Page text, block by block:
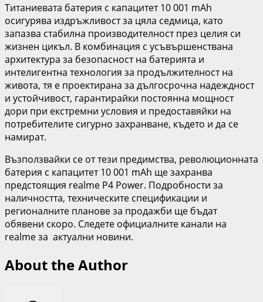
Титаниевата батерия с капацитет 10 001 mAh
осигурява издръжливост за цяла седмица, като
запазва стабилна производителност през целия си
жизнен цикъл. В комбинация с усъвършенствана
архитектура за безопасност на батерията и
интелигентна технология за продължителност на
живота, тя е проектирана за дългосрочна надеждност
и устойчивост, гарантирайки постоянна мощност
дори при екстремни условия и предоставяйки на
потребителите сигурно захранване, където и да се
намират.
Възползвайки се от тези предимства, революционната
батерия с капацитет 10 001 mAh ще захранва
предстоящия realme P4 Power. Подробности за
наличността, техническите спецификации и
регионалните планове за продажби ще бъдат
обявени скоро. Следете официалните канали на
realme за актуални новини.
About the Author